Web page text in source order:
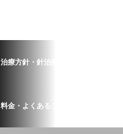
治療方針・針治療の流れ
料金・よくあるご質問